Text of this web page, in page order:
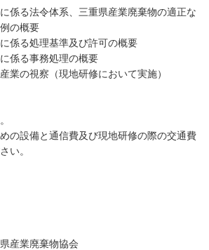
る法令体系、三重県産業廃棄物の適正な
の概要
る処理基準及び許可の概要
る事務処理の概要
の視察（現地研修において実施）
設備と通信費及び現地研修の際の交通費
い。
業廃棄物協会